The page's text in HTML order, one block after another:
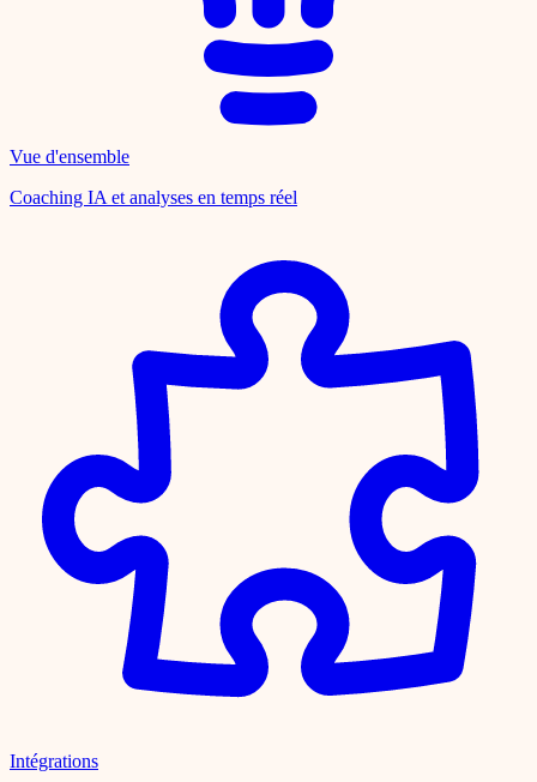
Vue d'ensemble
Coaching IA et analyses en temps réel
Intégrations